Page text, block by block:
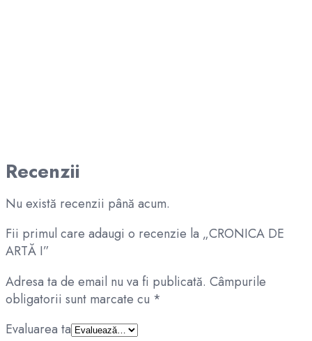
Recenzii
Nu există recenzii până acum.
Fii primul care adaugi o recenzie la „CRONICA DE
ARTĂ I”
Adresa ta de email nu va fi publicată. Câmpurile
obligatorii sunt marcate cu *
Evaluarea ta